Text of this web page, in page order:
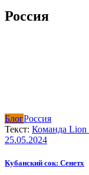
Россия
БлогРоссия
Текст: Команда Lion
25.05.2024
Кубанский сок: Сенетх